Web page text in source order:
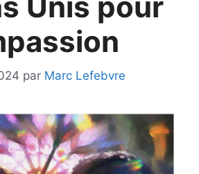
par Marc Lefebvre